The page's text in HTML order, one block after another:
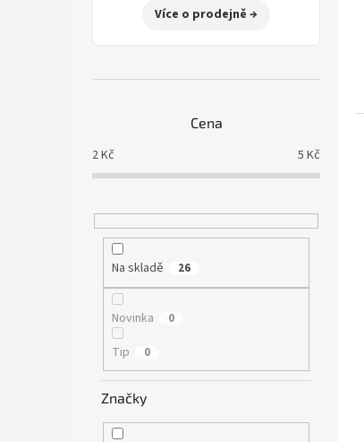
Více o prodejně →
Cena
2Kč 5 Kč
Na skladě 26
Novinka 0
Tip 0
Značky